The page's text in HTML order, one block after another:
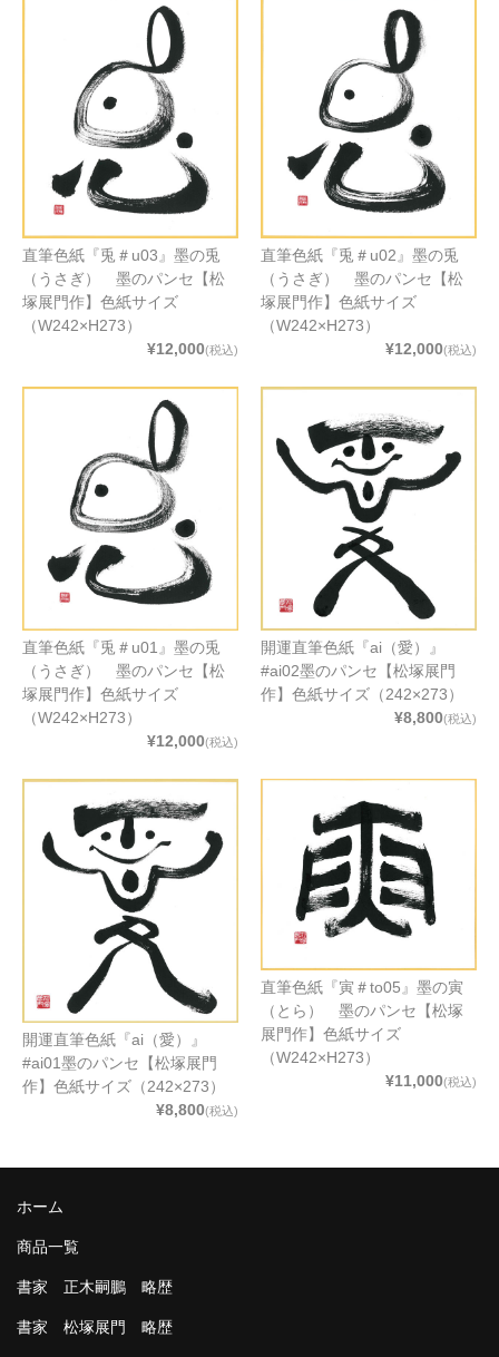
直筆色紙『兎＃u03』墨の兎
（うさぎ） 墨のパンセ【松
塚展門作】色紙サイズ
（W242×H273）
¥12,000(税込)
直筆色紙『兎＃u02』墨の兎
（うさぎ） 墨のパンセ【松
塚展門作】色紙サイズ
（W242×H273）
¥12,000(税込)
直筆色紙『兎＃u01』墨の兎
（うさぎ） 墨のパンセ【松
塚展門作】色紙サイズ
（W242×H273）
¥12,000(税込)
開運直筆色紙『ai（愛）』
#ai02墨のパンセ【松塚展門
作】色紙サイズ（242×273）
¥8,800(税込)
開運直筆色紙『ai（愛）』
#ai01墨のパンセ【松塚展門
作】色紙サイズ（242×273）
¥8,800(税込)
直筆色紙『寅＃to05』墨の寅
（とら） 墨のパンセ【松塚
展門作】色紙サイズ
（W242×H273）
¥11,000(税込)
ホーム
商品一覧
書家 正木嗣鵬 略歴
書家 松塚展門 略歴